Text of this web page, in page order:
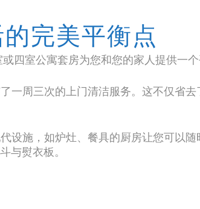
完美平衡点
四室公寓套房为您和您的家人提供一
一周三次的上门清洁服务。这不仅省
设施，如炉灶、餐具的厨房让您可以
与熨衣板。